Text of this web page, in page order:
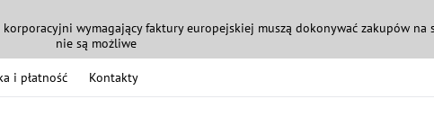
wymagający faktury europejskiej muszą dokonywać zakupów na
nie są możliwe
i płatność Kontakty